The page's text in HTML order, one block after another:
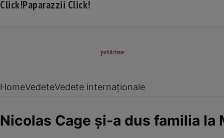
Click!Paparazzii Click!
HomeVedeteVedete internaționale
Nicolas Cage şi-a dus familia la